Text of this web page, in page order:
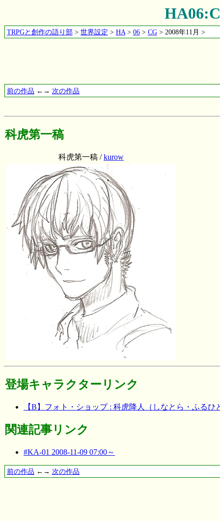
TRPGと創作の語り部> 世界設定 > HA> 06> CG> 2008年11月 >
前の作品 ←→ 次の作品
科虎第一稿
科虎第一稿 /kurow
登場キャラクターリンク
【B】フォト・ショップ : 科虎降人（しなとら・ふる
関連記事リンク
#KA-01 2008-11-09 07:00～
前の作品 ←→ 次の作品